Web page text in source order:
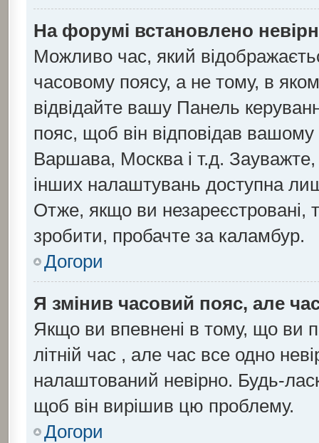
На форумі встановлено
Можливо час, який
часовому поясу, а не тому, в
відвідайте вашу Панель
пояс, щоб він відповідав
Варшава, Москва і т.д. Зауважте,
інших налаштувань доступна
Отже, якщо ви незареєстровані,
зробити, пробачте за каламбур.
Догори
Я змінив часовий пояс, але
Якщо ви впевнені в тому, що ви
літній час , але час все одно
налаштований невірно. Будь-
щоб він вирішив цю проблему.
Догори